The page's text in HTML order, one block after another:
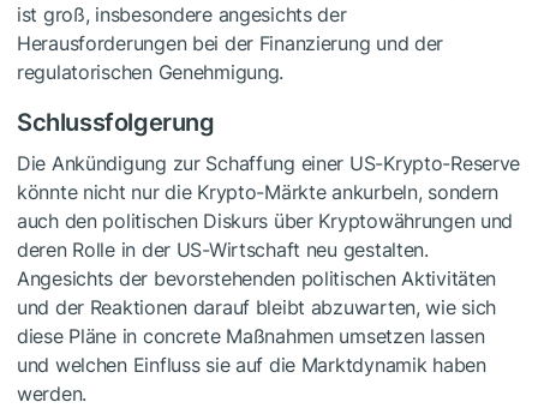
ist groß, insbesondere angesichts der
Herausforderungen bei der Finanzierung und der
regulatorischen Genehmigung.
Schlussfolgerung
Die Ankündigung zur Schaffung einer US-Krypto-Reserve
könnte nicht nur die Krypto-Märkte ankurbeln, sondern
auch den politischen Diskurs über Kryptowährungen und
deren Rolle in der US-Wirtschaft neu gestalten.
Angesichts der bevorstehenden politischen Aktivitäten
und der Reaktionen darauf bleibt abzuwarten, wie sich
diese Pläne in concrete Maßnahmen umsetzen lassen
und welchen Einfluss sie auf die Marktdynamik haben
werden.